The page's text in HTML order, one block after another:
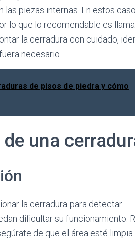
piezas internas. En estos
lo que lo recomendable es
la cerradura con cuidado,
necesario.
de pisos de piedra y cómo
una
la cerradura para detectar
dificultar su funcionamiento.
de que el área esté limpia